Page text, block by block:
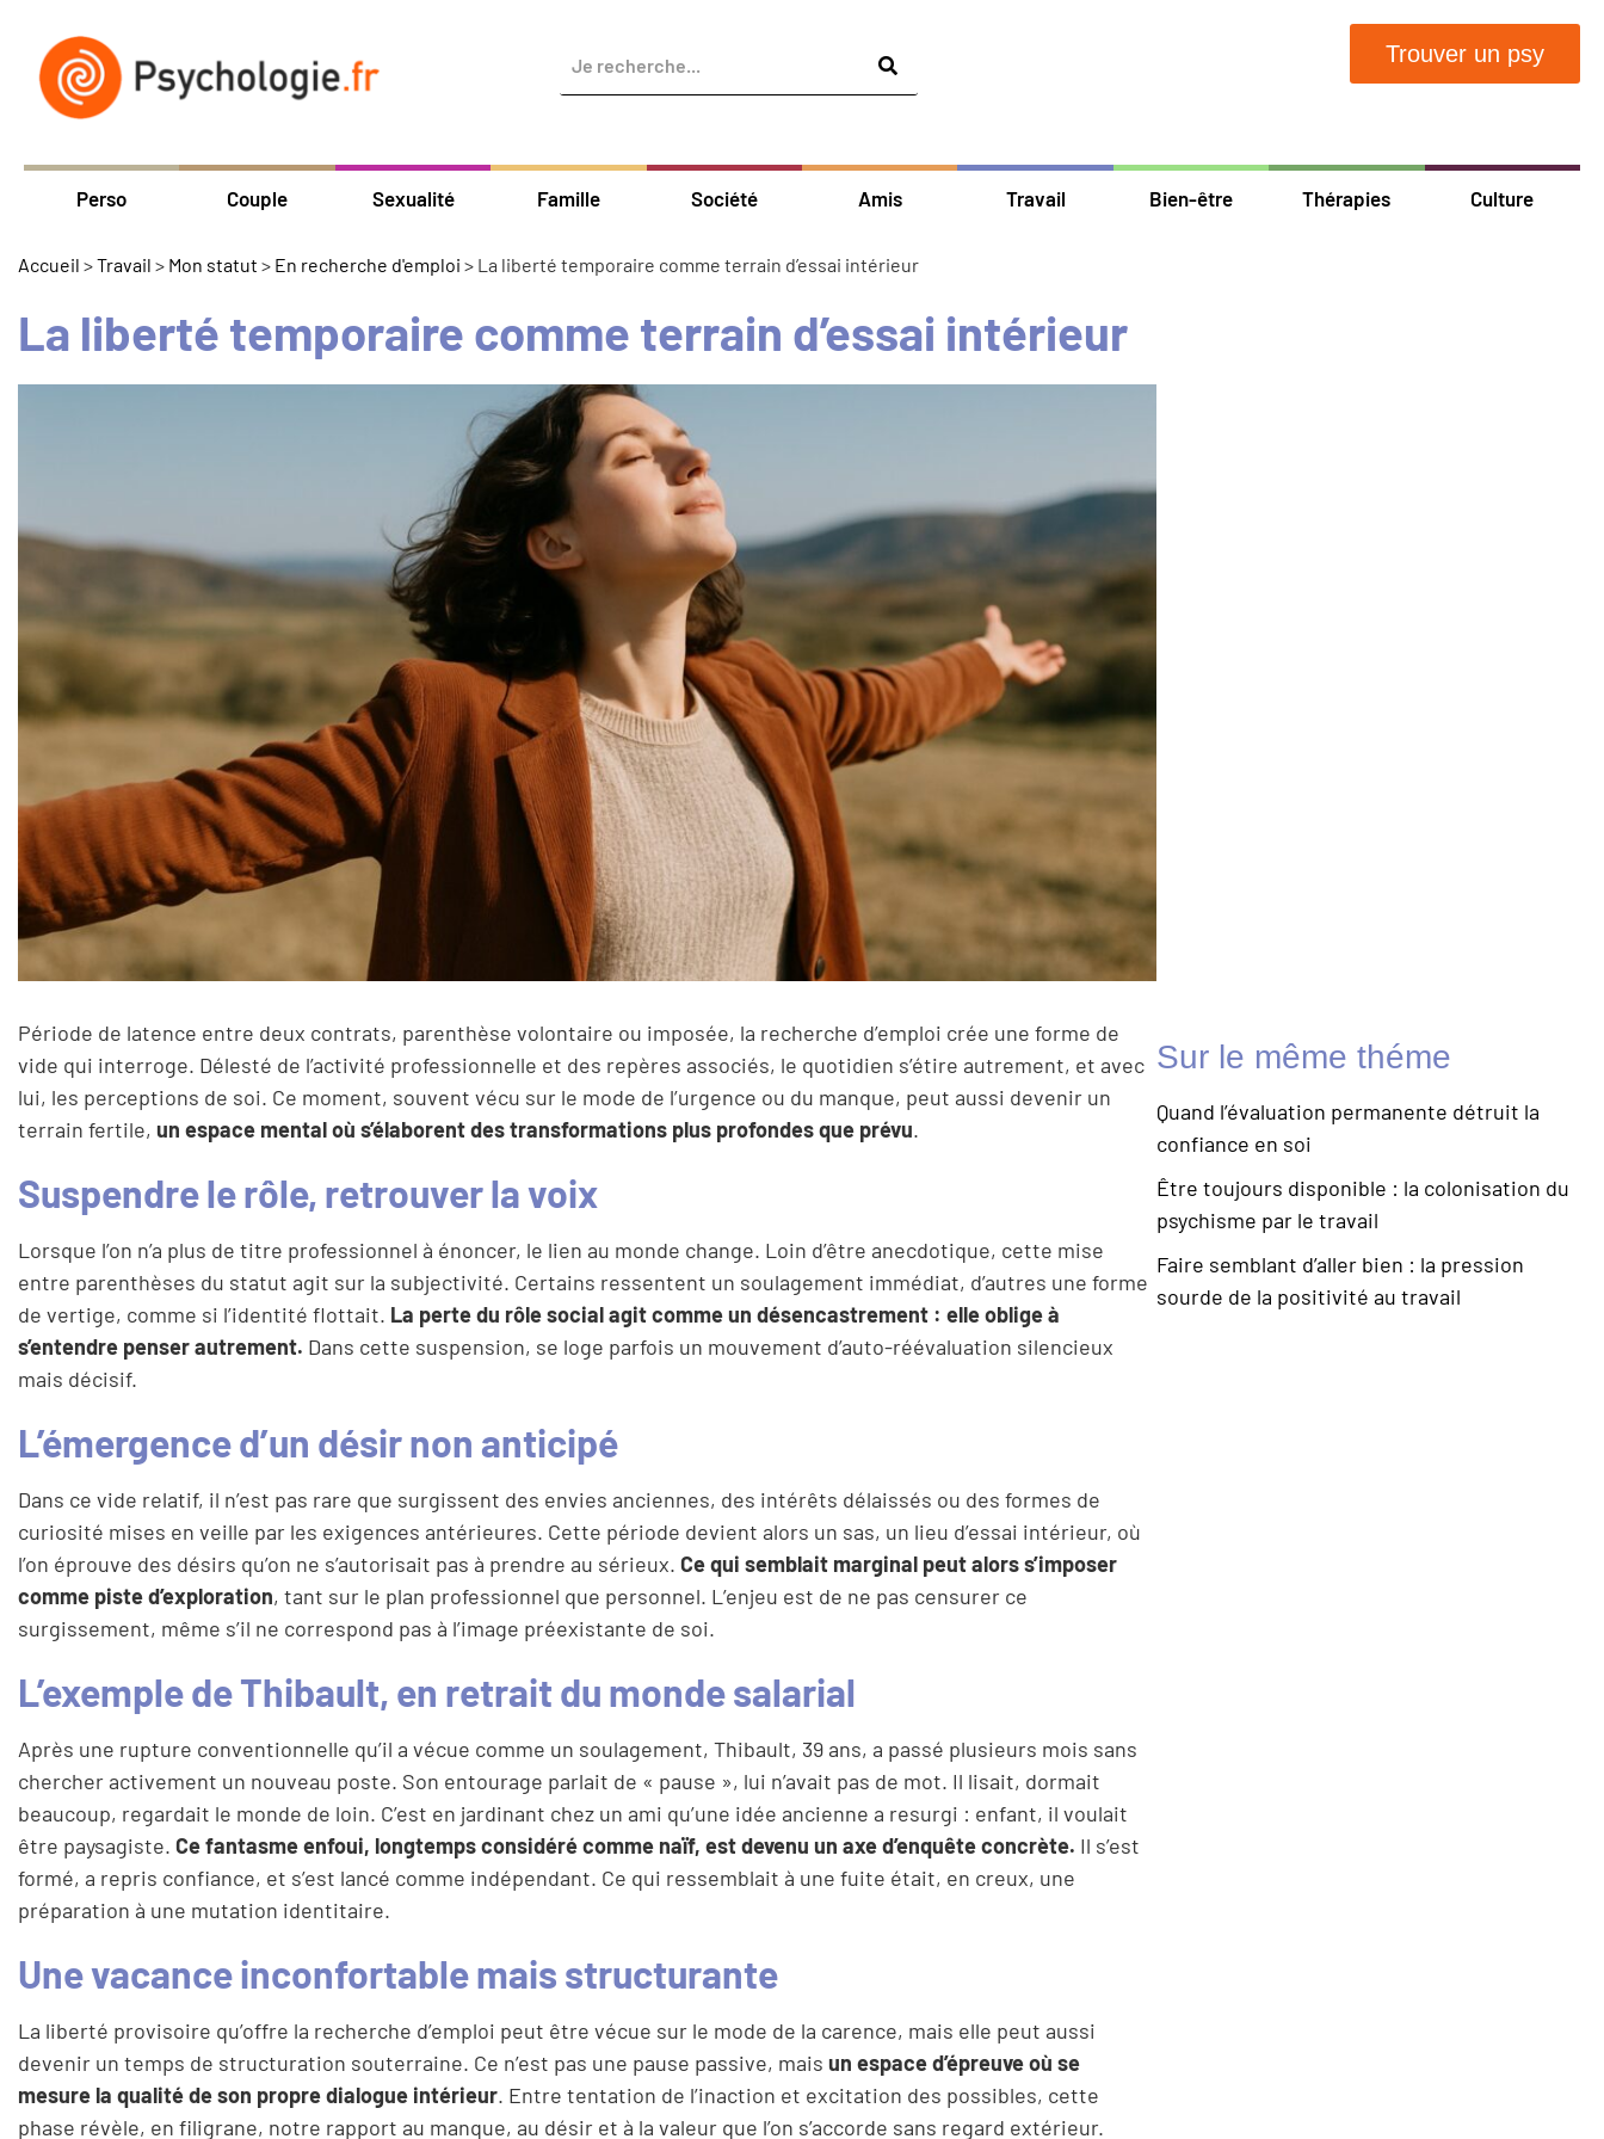
Trouver un psy
Perso Couple Sexualité Famille Société Amis Travail Bien-être Thérapies Culture
Accueil >Travail > Mon statut > En recherche d'emploi > La liberté temporaire comme terrain d’essai intérieur
La liberté temporaire comme terrain d’essai intérieur
Période de latence entre deux contrats, parenthèse volontaire ou imposée, la recherche d’emploi crée une forme de
vide qui interroge. Délesté de l’activité professionnelle et des repères associés, le quotidien s’étire autrement, et avec
lui, les perceptions de soi. Ce moment, souvent vécu sur le mode de l’urgence ou du manque, peut aussi devenir un
terrain fertile, un espace mental où s’élaborent des transformations plus profondes que prévu.
Suspendre le rôle, retrouver la voix
Lorsque l’on n’a plus de titre professionnel à énoncer, le lien au monde change. Loin d’être anecdotique, cette mise
entre parenthèses du statut agit sur la subjectivité. Certains ressentent un soulagement immédiat, d’autres une forme
de vertige, comme si l’identité flottait. La perte du rôle social agit comme un désencastrement : elle oblige à
s’entendre penser autrement. Dans cette suspension, se loge parfois un mouvement d’auto-réévaluation silencieux
mais décisif.
L’émergence d’un désir non anticipé
Dans ce vide relatif, il n’est pas rare que surgissent des envies anciennes, des intérêts délaissés ou des formes de
curiosité mises en veille par les exigences antérieures. Cette période devient alors un sas, un lieu d’essai intérieur, où
l’on éprouve des désirs qu’on ne s’autorisait pas à prendre au sérieux. Ce qui semblait marginal peut alors s’imposer
comme piste d’exploration, tant sur le plan professionnel que personnel. L’enjeu est de ne pas censurer ce
surgissement, même s’il ne correspond pas à l’image préexistante de soi.
L’exemple de Thibault, en retrait du monde salarial
Après une rupture conventionnelle qu’il a vécue comme un soulagement, Thibault, 39 ans, a passé plusieurs mois sans
chercher activement un nouveau poste. Son entourage parlait de « pause », lui n’avait pas de mot. Il lisait, dormait
beaucoup, regardait le monde de loin. C’est en jardinant chez un ami qu’une idée ancienne a resurgi : enfant, il voulait
être paysagiste. Ce fantasme enfoui, longtemps considéré comme naïf, est devenu un axe d’enquête concrète. Il s’est
formé, a repris confiance, et s’est lancé comme indépendant. Ce qui ressemblait à une fuite était, en creux, une
préparation à une mutation identitaire.
Une vacance inconfortable mais structurante
La liberté provisoire qu’offre la recherche d’emploi peut être vécue sur le mode de la carence, mais elle peut aussi
devenir un temps de structuration souterraine. Ce n’est pas une pause passive, mais un espace d’épreuve où se
mesure la qualité de son propre dialogue intérieur. Entre tentation de l’inaction et excitation des possibles, cette
phase révèle, en filigrane, notre rapport au manque, au désir et à la valeur que l’on s’accorde sans regard extérieur.
Sur le même théme
Quand l’évaluation permanente détruit la
confiance en soi
Être toujours disponible : la colonisation du
psychisme par le travail
Faire semblant d’aller bien : la pression
sourde de la positivité au travail